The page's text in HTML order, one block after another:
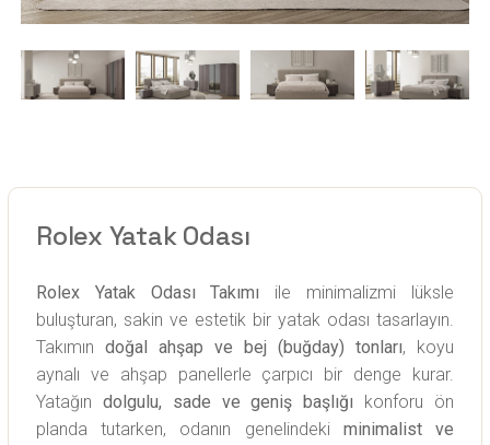
Rolex Yatak Odası
Rolex Yatak Odası Takımı ile minimalizmi lüksle
buluşturan, sakin ve estetik bir yatak odası tasarlayın.
Takımındoğal ahşap ve bej (buğday) tonları, koyu
aynalı ve ahşap panellerle çarpıcı bir denge kurar.
Yatağın dolgulu, sade ve geniş başlığı konforu ön
planda tutarken, odanın genelindeki minimalist ve